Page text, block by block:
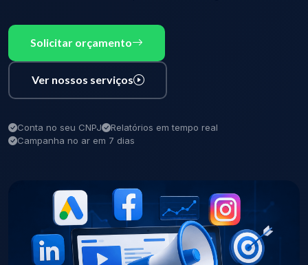
Solicitar orçamento
Ver nossos serviços
Conta no seu CNPJ
Relatórios em tempo real
Campanha no ar em 7 dias